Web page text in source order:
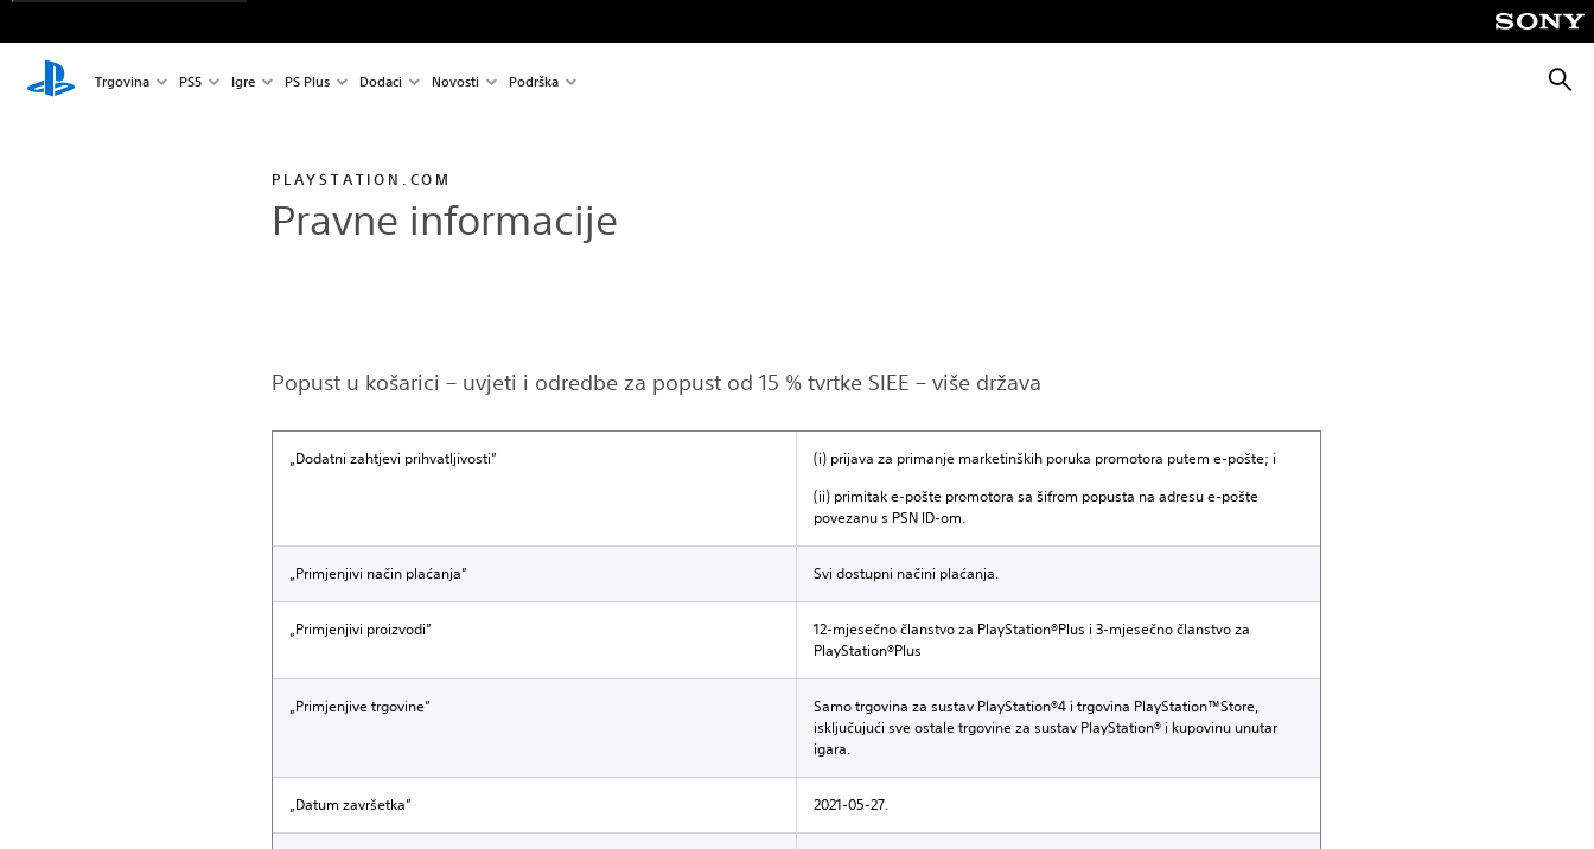
Trgovina PS5 Igre PS Plus Dodaci Novosti Podrška
PLAYSTATION.COM
Pravne informacije
Popust u košarici – uvjeti i odredbe za popust od 15 % tvrtke SIEE – više država
„Dodatni zahtjevi prihvatljivosti”
(i) prijava za primanje marketinških poruka promotora putem e-pošte; i
(ii) primitak e-pošte promotora sa šifrom popusta na adresu e-pošte
povezanu s PSN ID-om.
„Primjenjivi način plaćanja” Svi dostupni načini plaćanja.
„Primjenjivi proizvodi”
12-mjesečno članstvo za PlayStation®Plus i 3-mjesečno članstvo za
PlayStation®Plus
„Primjenjive trgovine”
Samo trgovina za sustav PlayStation®4 i trgovina PlayStation™Store,
isključujući sve ostale trgovine za sustav PlayStation® i kupovinu unutar
igara.
„Datum završetka” 2021-05-27.